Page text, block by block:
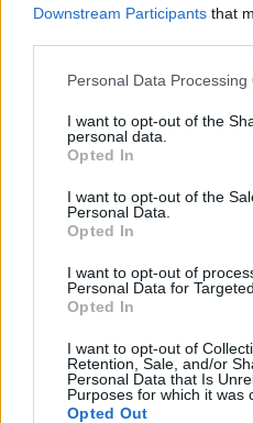
Downstream Participants that
Please note that this website/
not limited to your visit or
grant or deny consent to
use your data for below
consent section.
Personal Data Processing
I want to opt-out of the
personal data.
Opted In
I want to opt-out of the
Personal Data.
Opted In
I want to opt-out of
Personal Data for
Opted In
I want to opt-out of
Retention, Sale, and/or
Personal Data that Is
Purposes for which it was
Opted Out